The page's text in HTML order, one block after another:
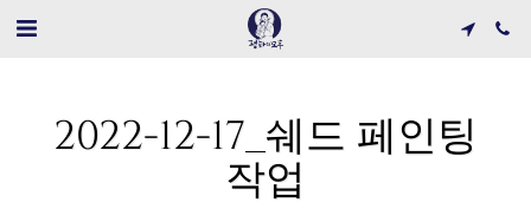
2022-12-17_쉐드 페인팅
작업